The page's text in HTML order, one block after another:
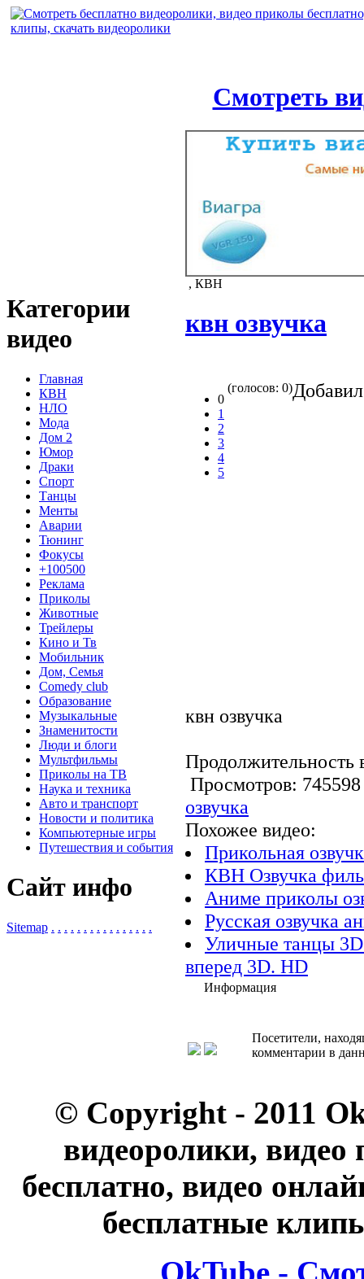
Смотреть
Категории
видео
Главная
КВН
НЛО
Мода
Дом 2
Юмор
Драки
Спорт
Танцы
Менты
Аварии
Тюнинг
Фокусы
+100500
Реклама
Приколы
Животные
Трейлеры
Кино и Тв
Мобильник
Дом, Семья
Comedy club
Образование
Музыкальные
Знаменитости
Люди и блоги
Мультфильмы
Приколы на ТВ
Наука и техника
Авто и транспорт
Новости и политика
Компьютерные игры
Путешествия и события
Сайт инфо
Sitemap . . . . . . . . . . . . . . . .
, КВН
квн озвучка
0
1
2
3
4
5
(голосов: 0)
квн озвучка
Продолжительность
Просмотров:
озвучка
Похожее видео:
Прикольная
КВН Озвучка
Аниме приколы
Русская озвучка
Уличные танцы
вперед 3D. HD
Информация
Посетители,
комментарии в
© Copyright - 2011
видеоролики, видео
бесплатно, видео
бесплатные
OkTube -